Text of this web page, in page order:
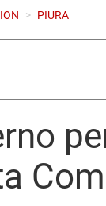
> PIURA